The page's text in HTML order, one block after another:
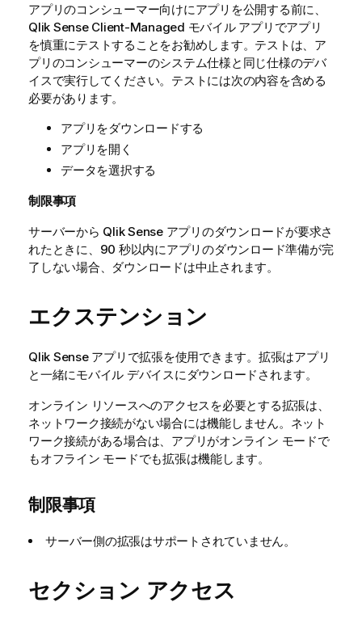
アプリのコンシューマー向けにアプリを公開する前に、
Qlik Sense Client-Managed モバイルアプリでアプリ
を慎重にテストすることをお勧めします。テストは、ア
プリのコンシューマーのシステム仕様と同じ仕様のデバ
イスで実行してください。テストには次の内容を含める
必要があります。
アプリをダウンロードする
アプリを開く
データを選択する
制限事項
サーバーから Qlik Senseアプリのダウンロードが要求さ
れたときに、90 秒以内にアプリのダウンロード準備が完
了しない場合、ダウンロードは中止されます。
エクステンション
Qlik Senseアプリで拡張を使用できます。拡張はアプリ
と一緒にモバイル デバイスにダウンロードされます。
オンライン リソースへのアクセスを必要とする拡張は、
ネットワーク接続がない場合には機能しません。ネット
ワーク接続がある場合は、アプリがオンライン モードで
もオフライン モードでも拡張は機能します。
制限事項
サーバー側の拡張はサポートされていません。
セクション アクセス